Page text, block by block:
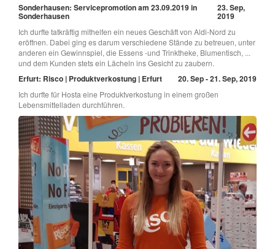
Sonderhausen: Servicepromotion am 23.09.2019 in
Sonderhausen
23. Sep,
2019
Ich durfte tatkräftig mithelfen ein neues Geschäft von Aldi-Nord zu
eröffnen. Dabei ging es darum verschiedene Stände zu betreuen, unter
anderen ein Gewinnspiel, die Essens -und Trinktheke, Blumentisch, ...
und dem Kunden stets ein Lächeln ins Gesicht zu zaubern.
Erfurt: Risco | Produktverkostung | Erfurt 20. Sep - 21. Sep, 2019
Ich durfte für Hosta eine Produktverkostung in einem großen
Lebensmittelladen durchführen.